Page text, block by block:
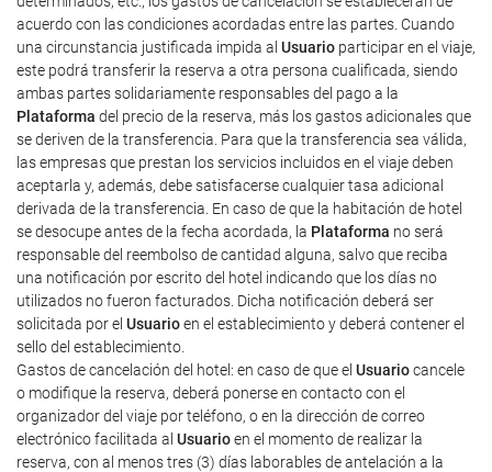
acuerdo con las condiciones acordadas entre las partes. Cuando
una circunstancia justificada impida al Usuario participar en el viaje,
este podrá transferir la reserva a otra persona cualificada, siendo
ambas partes solidariamente responsables del pago a la
Plataforma del precio de la reserva, más los gastos adicionales que
se deriven de la transferencia. Para que la transferencia sea válida,
las empresas que prestan los servicios incluidos en el viaje deben
aceptarla y, además, debe satisfacerse cualquier tasa adicional
derivada de la transferencia. En caso de que la habitación de hotel
se desocupe antes de la fecha acordada, la Plataforma no será
responsable del reembolso de cantidad alguna, salvo que reciba
una notificación por escrito del hotel indicando que los días no
utilizados no fueron facturados. Dicha notificación deberá ser
solicitada por el Usuarioen el establecimiento y deberá contener el
sello del establecimiento.
Gastos de cancelación del hotel: en caso de que el Usuariocancele
o modifique la reserva, deberá ponerse en contacto con el
organizador del viaje por teléfono, o en la dirección de correo
electrónico facilitada al Usuarioen el momento de realizar la
reserva, con al menos tres (3) días laborables de antelación a la